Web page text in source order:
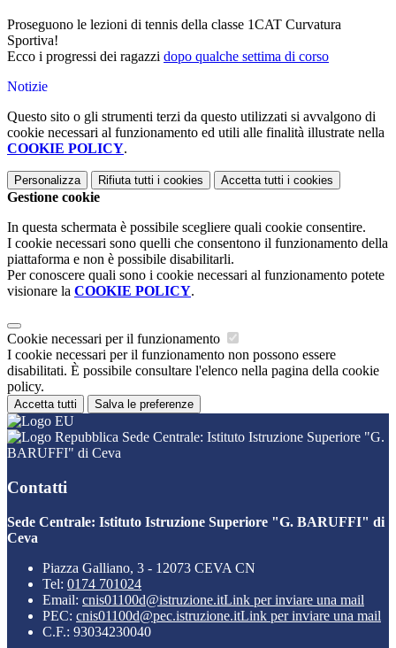
Proseguono le lezioni di tennis della classe 1CAT Curvatura
Sportiva!
Ecco i progressi dei ragazzi dopo qualche settima di corso
Notizie
Questo sito o gli strumenti terzi da questo utilizzati si avvalgono di
cookie necessari al funzionamento ed utili alle finalità illustrate nella
COOKIE POLICY.
Personalizza Rifiuta tutti i cookies Accetta tutti i cookies
Gestione cookie
In questa schermata è possibile scegliere quali cookie consentire.
I cookie necessari sono quelli che consentono il funzionamento della
piattaforma e non è possibile disabilitarli.
Per conoscere quali sono i cookie necessari al funzionamento potete
visionare la COOKIE POLICY.
Cookie necessari per il funzionamento
I cookie necessari per il funzionamento non possono essere
disabilitati. È possibile consultare l'elenco nella pagina della cookie
policy.
Accetta tutti Salva le preferenze
Sede Centrale: Istituto Istruzione Superiore "G.
BARUFFI" di Ceva
Contatti
Sede Centrale: Istituto Istruzione Superiore "G. BARUFFI" di
Ceva
Piazza Galliano, 3 - 12073 CEVA CN
Tel: 0174 701024
Email: cnis01100d@istruzione.itLink per inviare una mail
PEC: cnis01100d@pec.istruzione.itLink per inviare una mail
C.F.: 93034230040